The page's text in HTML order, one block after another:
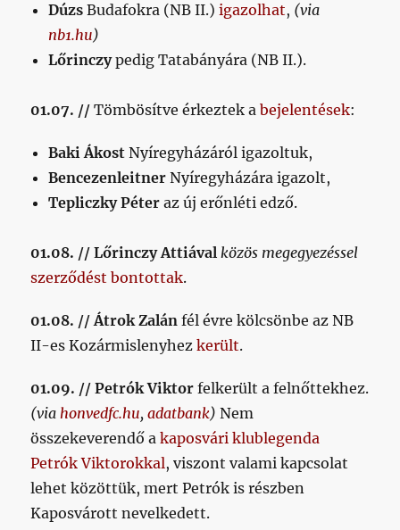
DúzsBudafokra (NB II.)igazolhat, (via
nb1.hu)
Lőrinczypedig Tatabányára (NB II.).
01.07. // Tömbösítve érkeztek abejelentések:
Baki Ákost Nyíregyházáról igazoltuk,
Bencezenleitner Nyíregyházára igazolt,
Tepliczky Péter az új erőnléti edző.
01.08. // Lőrinczy Attiávalközös megegyezéssel
szerződést bontottak.
01.08. // Átrok Zalánfél évre kölcsönbe az NB
II-es Kozármislenyhezkerült.
01.09. // Petrók Viktor felkerült a felnőttekhez.
(viahonvedfc.hu,adatbank) Nem
összekeverendő akaposvári klublegenda
Petrók Viktorokkal, viszont valami kapcsolat
lehet közöttük, mert Petrók is részben
Kaposvárott nevelkedett.